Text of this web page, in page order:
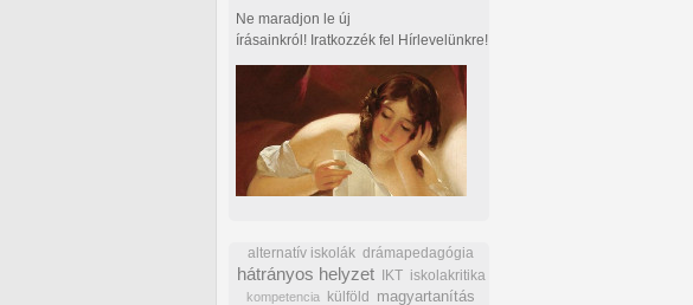
Ne maradjon le új
írásainkról! Iratkozzék fel Hírlevelünkre!
alternatív iskolák drámapedagógia
hátrányos helyzet IKT iskolakritika
kompetencia külföld magyartanítás